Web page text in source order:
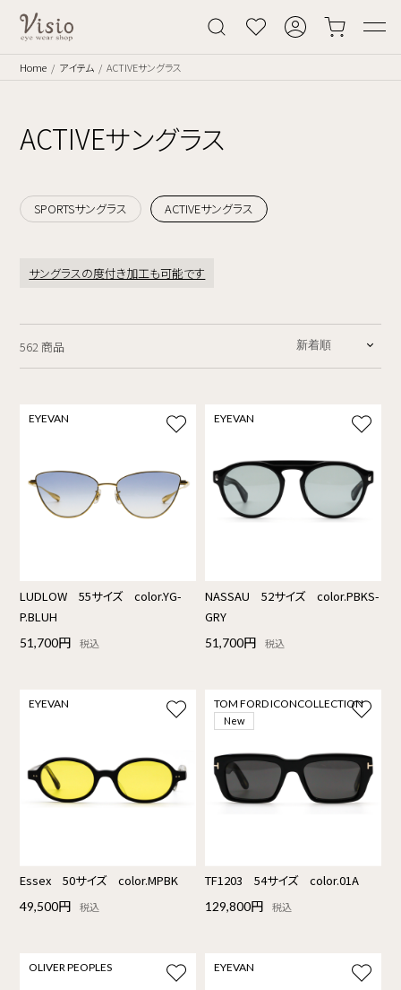
Home アイテム ACTIVEサングラス
ACTIVEサングラス
SPORTSサングラス ACTIVEサングラス
サングラスの度付き加工も可能です
562 商品
EYEVAN
LUDLOW 55サイズ color.YG-
P.BLUH
51,700円 税込
EYEVAN
NASSAU 52サイズ color.PBKS-
GRY
51,700円 税込
EYEVAN
Essex 50サイズ color.MPBK
49,500円 税込
TOM FORD ICONCOLLECTION
New
TF1203 54サイズ color.01A
129,800円 税込
OLIVER PEOPLES EYEVAN